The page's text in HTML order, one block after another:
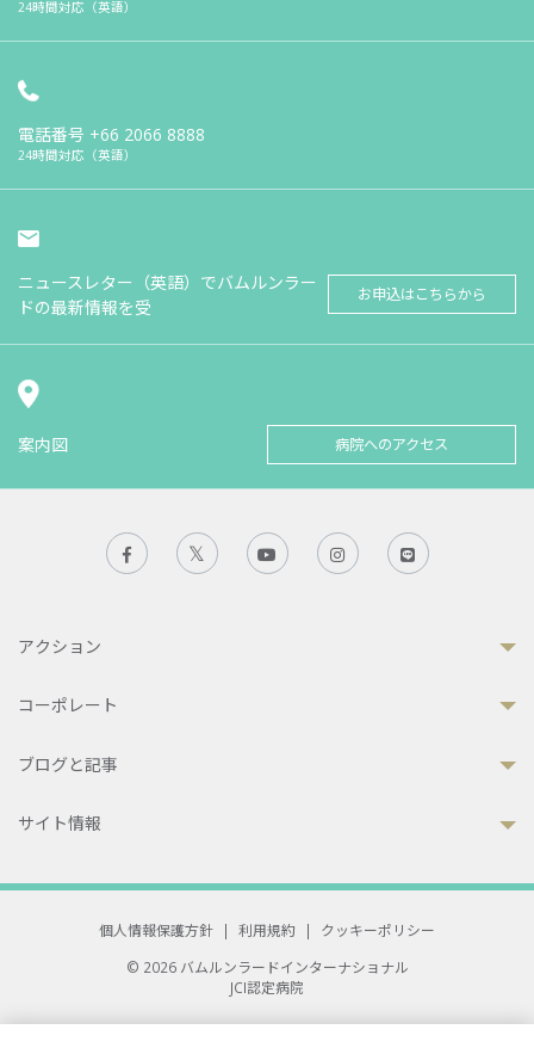
24時間対応（英語）
電話番号 +66 2066 8888
24時間対応（英語）
ニュースレター（英語）でバムルンラー
ドの最新情報を受
お申込はこちらから
案内図 病院へのアクセス
アクション
コーポレート
ブログと記事
サイト情報
個人情報保護方針 | 利用規約 |
クッキーポリシー
© 2026 バムルンラードインターナショナル
JCI認定病院